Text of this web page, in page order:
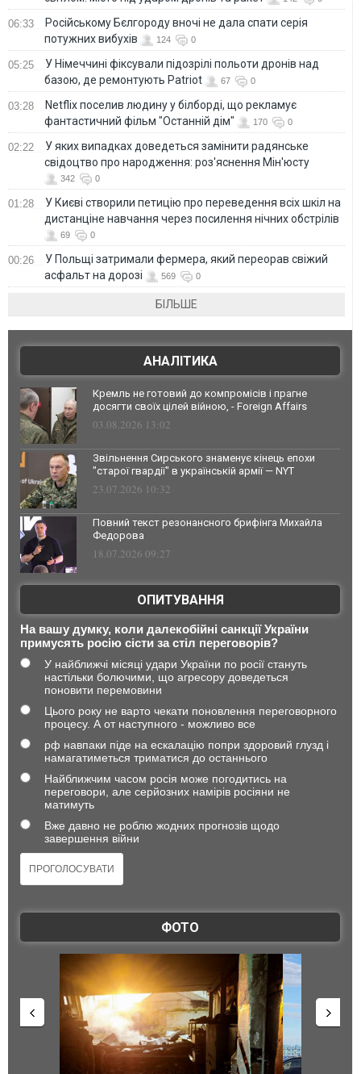
06:33
Російському Бєлгороду вночі не дала спати серія
потужних вибухів
124 0
05:25
У Німеччині фіксували підозрілі польоти дронів над
базою, де ремонтують Patriot
67 0
03:28
Netflix поселив людину у білборді, що рекламує
фантастичний фільм "Останній дім"
170 0
02:22
У яких випадках доведеться замінити радянське
свідоцтво про народження: роз'яснення Мін'юсту
342 0
01:28
У Києві створили петицію про переведення всіх шкіл на
дистанціне навчання через посилення нічних обстрілів
69 0
00:26
У Польщі затримали фермера, який переорав свіжий
асфальт на дорозі
569 0
БІЛЬШЕ
АНАЛІТИКА
Кремль не готовий до компромісів і прагне
досягти своїх цілей війною, - Foreign Affairs
03.08.2026 13:02
Звільнення Сирського знаменує кінець епохи
"старої гвардії" в українській армії — NYT
23.07.2026 10:32
Повний текст резонансного брифінга Михайла
Федорова
18.07.2026 09:27
ОПИТУВАННЯ
На вашу думку, коли далекобійні санкції України
примусять росію сісти за стіл переговорів?
У найближчі місяці удари України по росії стануть
настільки болючими, що агресору доведеться
поновити перемовини
Цього року не варто чекати поновлення переговорного
процесу. А от наступного - можливо все
рф навпаки піде на ескалацію попри здоровий глузд і
намагатиметься триматися до останнього
Найближчим часом росія може погодитись на
переговори, але серйозних намірів росіяни не
матимуть
Вже давно не роблю жодних прогнозів щодо
завершення війни
ФОТО